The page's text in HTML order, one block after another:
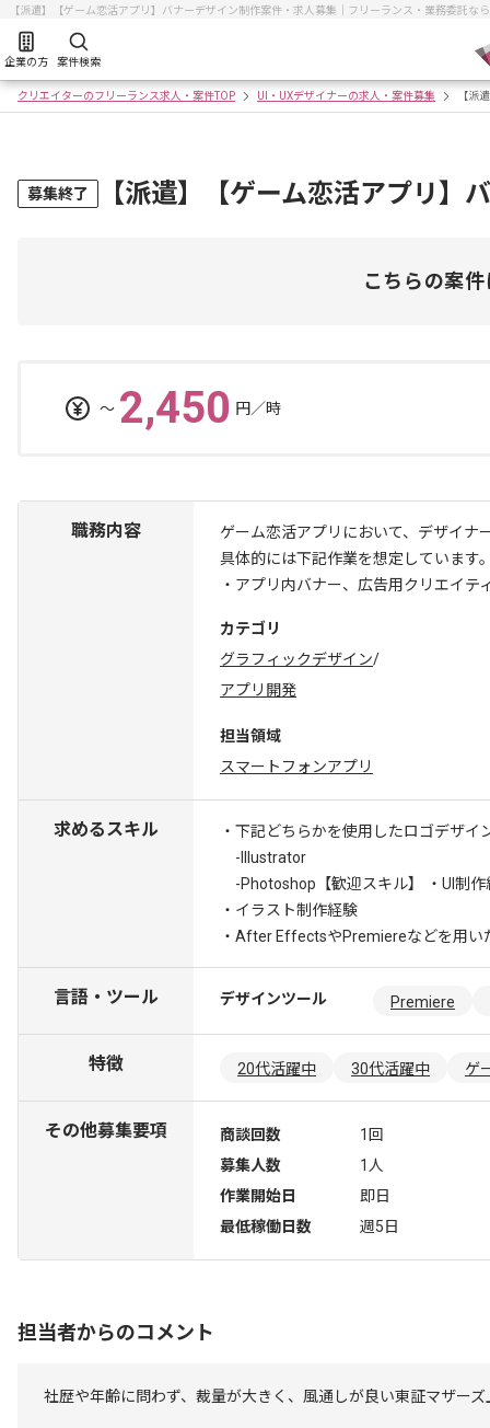
【派遣】【ゲーム恋活アプリ】バナーデザイン制作案件・求人募集｜フリーランス・業務委託な
企業の方 案件検索
クリエイターのフリーランス求人・案件TOP UI・UXデザイナーの求人・案件募集 【派
募集終了 【派遣】【ゲーム恋活アプリ】
こちらの案
〜 2,450 円／時
職務内容
ゲーム恋活アプリにおいて、デザイナ
具体的には下記作業を想定しています
・アプリ内バナー、広告用クリエイテ
カテゴリ
グラフィックデザイン/
アプリ開発
担当領域
スマートフォンアプリ
求めるスキル
・下記どちらかを使用したロゴデザイ
-Illustrator
-Photoshop 【歓迎スキル】 ・UI制
・イラスト制作経験
・After EffectsやPremiereなどを用い
言語・ツール デザインツール Premiere
特徴 20代活躍中 30代活躍中 ゲ
その他募集要項 商談回数
1回
募集人数
1人
作業開始日
即日
最低稼働日数
週5日
担当者からのコメント
社歴や年齢に問わず、裁量が大きく、風通しが良い東証マザー